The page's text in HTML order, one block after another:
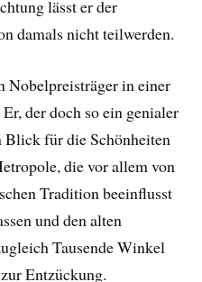
lässt er der
damals nicht teilwerden.
Nobelpreisträger in einer
der doch so ein genialer
Blick für die Schönheiten
die vor allem von
Tradition beeinflusst
und den alten
Tausende Winkel
Entzückung.